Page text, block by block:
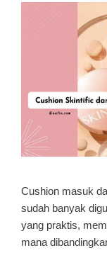
Cushion masuk
sudah banyak
yang praktis,
mana